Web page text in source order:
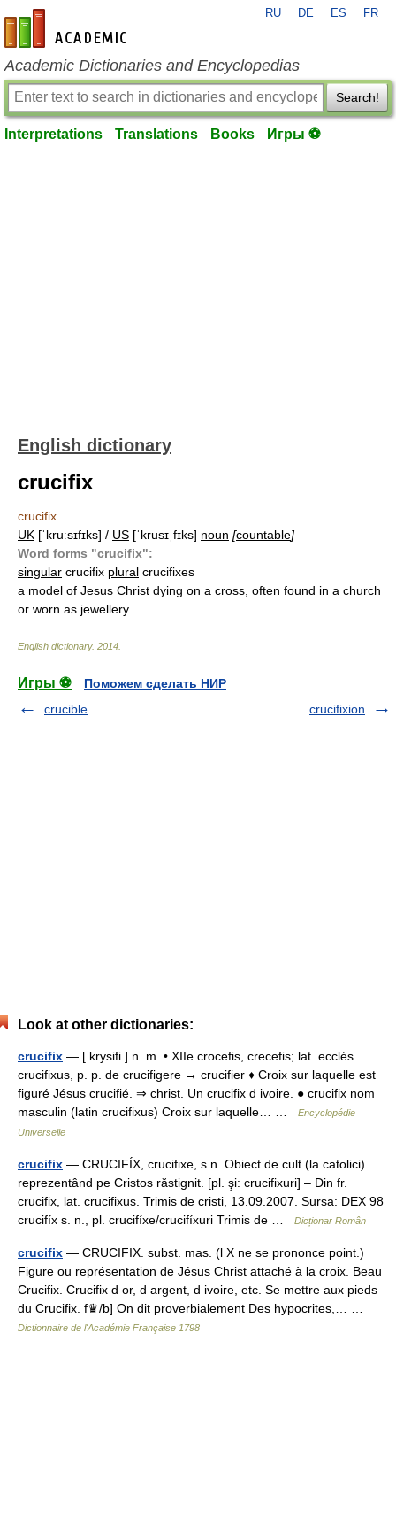
en-academic.com
RU DE ES FR
Academic Dictionaries and Encyclopedias
Search!
Interpretations Translations Books Игры ⚽
English dictionary
crucifix
crucifix
UK [ˈkruːsɪfɪks] / US [ˈkrusɪˌfɪks] noun [countable]
Word forms "crucifix":
singular crucifix plural crucifixes
a model of Jesus Christ dying on a cross, often found in a church
or worn as jewellery
English dictionary. 2014
Игры ⚽
Поможем сделать НИР
crucible
crucifixion
Look at other dictionaries:
crucifix — [ krysifi ] n. m. • XIIe crocefis, crecefis; lat. ecclés.
crucifixus, p. p. de crucifigere → crucifier ♦ Croix sur laquelle est
figuré Jésus crucifié. ⇒ christ. Un crucifix d ivoire. ● crucifix nom
masculin (latin crucifixus) Croix sur laquelle… …
Encyclopédie
Universelle
crucifix — CRUCIFÍX, crucifixe, s.n. Obiect de cult (la catolici)
reprezentând pe Cristos răstignit. [pl. şi: crucifixuri] – Din fr.
crucifix, lat. crucifixus. Trimis de cristi, 13.09.2007. Sursa: DEX 98
crucifíx s. n., pl. crucifíxe/crucifíxuri Trimis de …
Dicționar Român
crucifix — CRUCIFIX. subst. mas. (l X ne se prononce point.)
Figure ou représentation de Jésus Christ attaché à la croix. Beau
Crucifix. Crucifix d or, d argent, d ivoire, etc. Se mettre aux pieds
du Crucifix. f♛/b] On dit proverbialement Des hypocrites,… …
Dictionnaire de l'Académie Française 1798